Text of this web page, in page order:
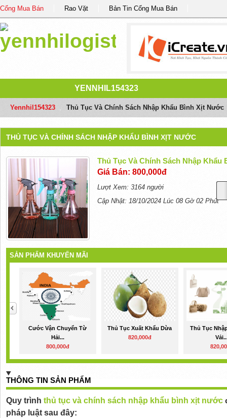
Cổng Mua Bán Rao Vặt Bản Tin Cổng Mua Bán
YENNHIL154323
Yennhil154323 Thủ Tục Và Chính Sách Nhập Khẩu Bình Xịt Nước
THỦ TỤC VÀ CHÍNH SÁCH NHẬP KHẨU BÌNH XỊT NƯỚC
Thủ Tục Và Chính Sách Nhập
Giá Bán: 800,000đ
Lượt Xem: 3164 người
Cập Nhật: 18/10/2024 Lúc 08 Gờ 02 Phút
SẢN PHẨM KHUYẾN MÃI
Cước Vận Chuyển Từ
Hải...
800,000đ
Thủ Tục Xuất Khẩu Dừa
820,000đ
Thủ Tục
THÔNG TIN SẢN PHẨM
Quy trình thủ tục và chính sách nhập khẩu bình xịt nước
pháp luật sau đây: